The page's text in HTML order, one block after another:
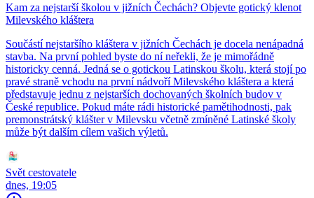
Kam za nejstarší školou v jižních Čechách? Objevte gotický klenot
Milevského kláštera
Součástí nejstaršího kláštera v jižních Čechách je docela nenápadná
stavba. Na první pohled byste do ní neřekli, že je mimořádně
historicky cenná. Jedná se o gotickou Latinskou školu, která stojí po
pravé straně vchodu na první nádvoří Milevského kláštera a která
představuje jednu z nejstarších dochovaných školních budov v
České republice. Pokud máte rádi historické pamětihodnosti, pak
premonstrátský klášter v Milevsku včetně zmíněné Latinské školy
může být dalším cílem vašich výletů.
Svět cestovatele
dnes, 19:05